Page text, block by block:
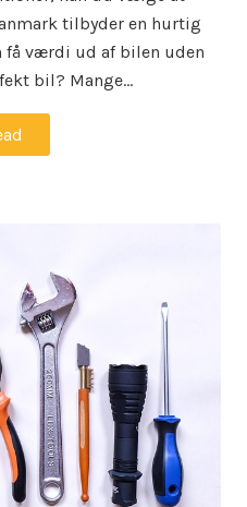
tilbyder en hurtig
få værdi ud af bilen uden
bil? Mange…